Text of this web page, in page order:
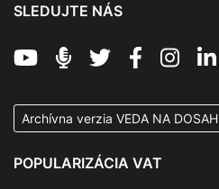
SLEDUJTE NÁS
Archívna verzia VEDA NA DOSAH
POPULARIZÁCIA VAT